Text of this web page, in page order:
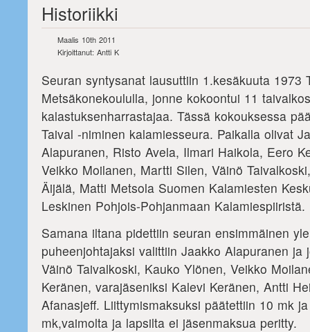
Historiikki
Maalis 10th 2011
Kirjoittanut: Antti K
Seuran syntysanat lausuttiin 1.kesäkuuta 1973
Metsäkonekoululla, jonne kokoontui 11
kalastuksenharrastajaa. Tässä kokouksessa
Taival -niminen kalamiesseura. Paikalla olivat
Alapuranen, Risto Avela, Ilmari Haikola, Eero
Veikko Moilanen, Martti Silen, Väinö
Äijälä, Matti Metsola Suomen Kalamiesten
Leskinen Pohjois-Pohjanmaan Kalamiespiiristä.
Samana iltana pidettiin seuran ensimmäinen
puheenjohtajaksi valittiin Jaakko Alapuranen ja
Väinö Taivalkoski, Kauko Ylönen, Veikko
Keränen, varajäseniksi Kalevi Keränen, Antti
Afanasjeff. Liittymismaksuksi päätettiin 10 mk
mk,vaimolta ja lapsilta ei jäsenmaksua peritty.